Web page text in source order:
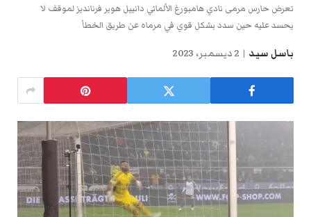
تعرض حارس مرمى نادي هامبورغ الألماني دانييل هوير فرنانديز لموقف لا
يحسد عليه حين سدد بشكل قوي في مرماه عن طريق الخطأ
باسل سيد 2 ديسمبر، 2023